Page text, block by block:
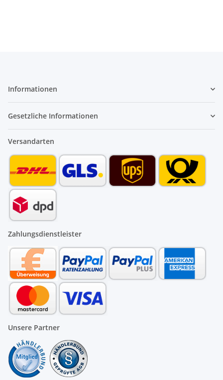
Informationen
Gesetzliche Informationen
Versandarten
Zahlungsdienstleister
Unsere Partner